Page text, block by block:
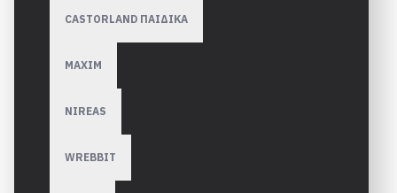
CASTORLAND ΠΑΙΔΙΚΑ
MAXIM
NIREAS
WREBBIT